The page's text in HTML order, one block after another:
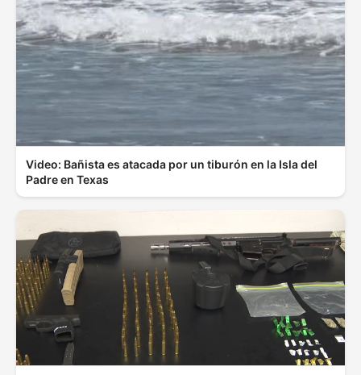
Video: Bañista es atacada por un tiburón en la Isla del
Padre en Texas